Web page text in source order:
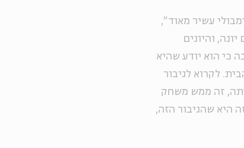
עשיר מאוד",
והיונים
כי הוא יודע שהיא
לקרוא לגיבור
זה ממש משחק
היא שהגיבור הזה,